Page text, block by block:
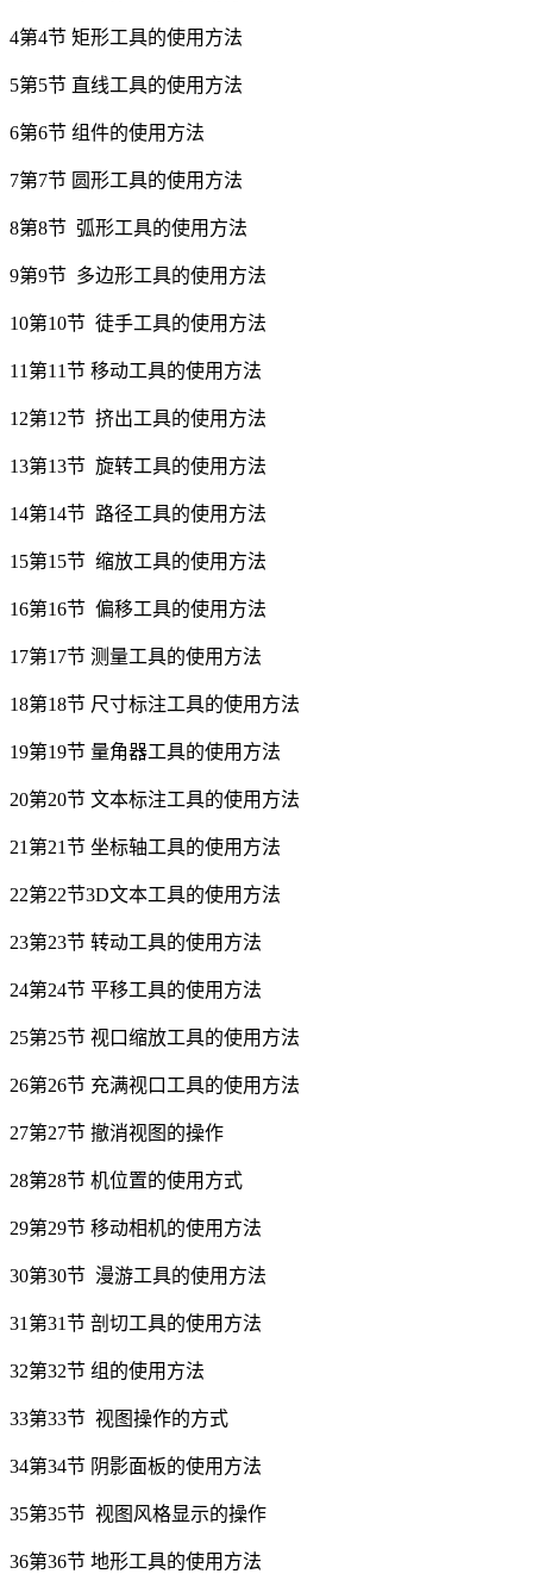
4第4节 矩形工具的使用方法
5第5节 直线工具的使用方法
6第6节 组件的使用方法
7第7节 圆形工具的使用方法
8第8节 弧形工具的使用方法
9第9节 多边形工具的使用方法
10第10节 徒手工具的使用方法
11第11节 移动工具的使用方法
12第12节 挤出工具的使用方法
13第13节 旋转工具的使用方法
14第14节 路径工具的使用方法
15第15节 缩放工具的使用方法
16第16节 偏移工具的使用方法
17第17节 测量工具的使用方法
18第18节 尺寸标注工具的使用方法
19第19节 量角器工具的使用方法
20第20节 文本标注工具的使用方法
21第21节 坐标轴工具的使用方法
22第22节3D文本工具的使用方法
23第23节 转动工具的使用方法
24第24节 平移工具的使用方法
25第25节 视口缩放工具的使用方法
26第26节 充满视口工具的使用方法
27第27节 撤消视图的操作
28第28节 机位置的使用方式
29第29节 移动相机的使用方法
30第30节 漫游工具的使用方法
31第31节 剖切工具的使用方法
32第32节 组的使用方法
33第33节 视图操作的方式
34第34节 阴影面板的使用方法
35第35节 视图风格显示的操作
36第36节 地形工具的使用方法